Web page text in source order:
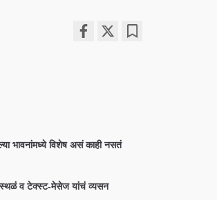
भावनांमध्ये विशेष असं काही नसतं
व टेक्स्ट-मेसेज यांचं व्यसन